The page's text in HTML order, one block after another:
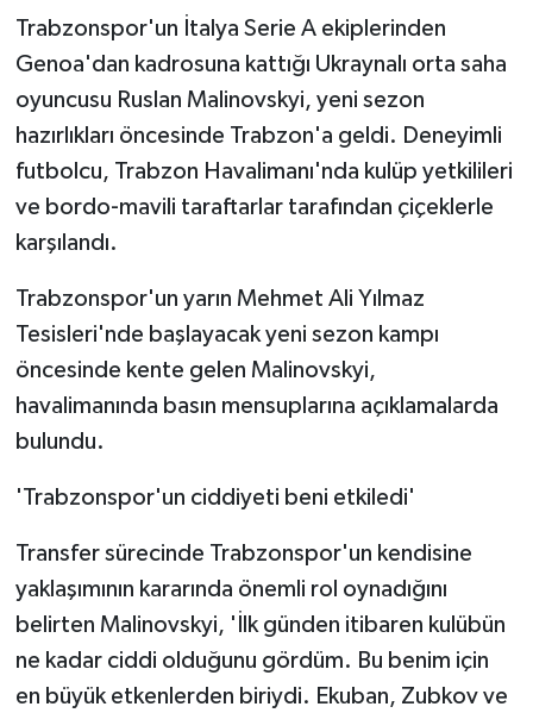
Trabzonspor'un İtalya Serie A ekiplerinden
Genoa'dan kadrosuna kattığı Ukraynalı orta saha
oyuncusu Ruslan Malinovskyi, yeni sezon
hazırlıkları öncesinde Trabzon'a geldi. Deneyimli
futbolcu, Trabzon Havalimanı'nda kulüp yetkilileri
ve bordo-mavili taraftarlar tarafından çiçeklerle
karşılandı.
Trabzonspor'un yarın Mehmet Ali Yılmaz
Tesisleri'nde başlayacak yeni sezon kampı
öncesinde kente gelen Malinovskyi,
havalimanında basın mensuplarına açıklamalarda
bulundu.
'Trabzonspor'un ciddiyeti beni etkiledi'
Transfer sürecinde Trabzonspor'un kendisine
yaklaşımının kararında önemli rol oynadığını
belirten Malinovskyi, 'İlk günden itibaren kulübün
ne kadar ciddi olduğunu gördüm. Bu benim için
en büyük etkenlerden biriydi. Ekuban, Zubkov ve
GÜNDEM
Güvenlik
İNSAN
Jandarma
Kadın
Otomobil
Sağlık